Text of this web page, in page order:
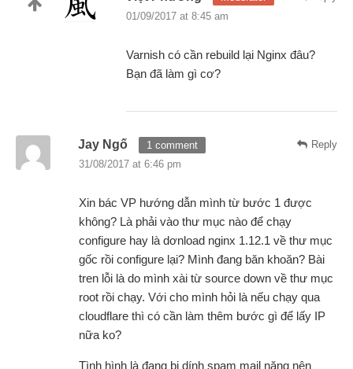
01/09/2017 at 8:45 am
Varnish có cần rebuild lại Nginx đâu?
Bạn đã làm gì cơ?
Reply
Jay Ngố
1 comment
31/08/2017 at 6:46 pm
Xin bác VP hướng dẫn mình từ bước 1 được
không? Là phải vào thư mục nào để chạy
configure hay là dơnload nginx 1.12.1 về thư mục
gốc rồi configure lại? Mình đang băn khoăn? Bài
tren lỗi là do mình xài từ source down về thư mục
root rồi chạy. Với cho mình hỏi là nếu chạy qua
cloudflare thì có cần làm thêm bước gì để lấy IP
nữa ko?
Tình hình là đang bị dính spam mail nặng nên